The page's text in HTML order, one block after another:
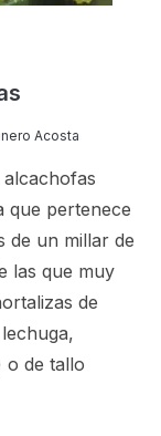
Acosta
que pertenece
de un millar de
las que muy
de
o de tallo